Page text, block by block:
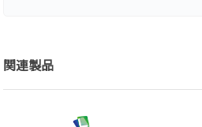
関連製品